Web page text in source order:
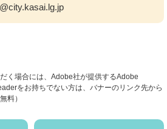
く場合には、Adobe社が提供するAdobe
をお持ちでない方は、バナーのリンク先から
料）